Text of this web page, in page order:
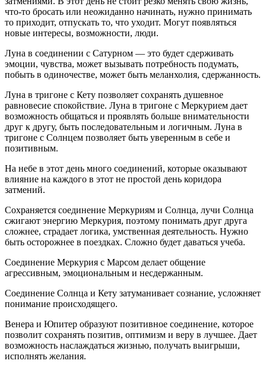
что-то бросать или неожиданно начинать, нужно принимать
то приходит, отпускать то, что уходит. Могут появляться
новые интересы, возможности, люди.
Луна в соединении с Сатурном — это будет сдерживать
эмоции, чувства, может вызывать потребность подумать,
побыть в одиночестве, может быть меланхолия, сдержанность.
Луна в тригоне с Кету позволяет сохранять душевное
равновесие спокойствие. Луна в тригоне с Меркурием дает
возможность общаться и проявлять больше внимательности
друг к другу, быть последовательным и логичным. Луна в
тригоне с Солнцем позволяет быть уверенным в себе и
позитивным.
На небе в этот день много соединений, которые оказывают
влияние на каждого в этот не простой день коридора
затмений.
Сохраняется соединение Меркуриям и Солнца, лучи Солнца
сжигают энергию Меркурия, поэтому понимать друг друга
сложнее, страдает логика, умственная деятельность. Нужно
быть осторожнее в поездках. Сложно будет даваться учеба.
Соединение Меркурия с Марсом делает общение
агрессивным, эмоциональным и несдержанным.
Соединение Солнца и Кету затуманивает сознание, усложняет
понимание происходящего.
Венера и Юпитер образуют позитивное соединение, которое
позволит сохранять позитив, оптимизм и веру в лучшее. Дает
возможность наслаждаться жизнью, получать выигрыши,
исполнять желания.